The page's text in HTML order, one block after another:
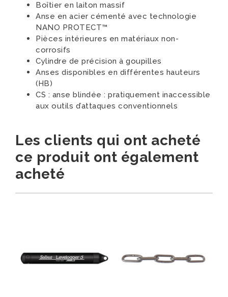
Boîtier en laiton massif
Anse en acier cémenté avec technologie
NANO PROTECT™
Pièces intérieures en matériaux non-
corrosifs
Cylindre de précision à goupilles
Anses disponibles en différentes hauteurs
(HB)
CS : anse blindée : pratiquement inaccessible
aux outils d’attaques conventionnels
Les clients qui ont acheté
ce produit ont également
acheté